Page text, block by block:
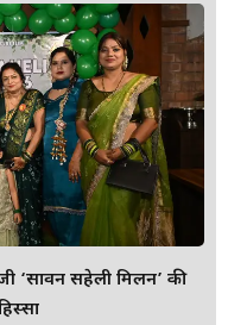
‘सावन सहेली मिलन’ की